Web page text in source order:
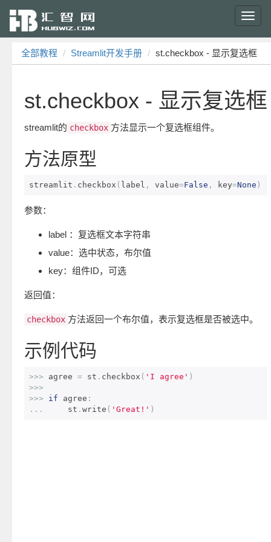
全部教程 Streamlit开发手册 st.checkbox - 显示复选框
st.checkbox - 显示复选框
streamlit的 checkbox 方法显示一个复选框组件。
方法原型
streamlit . checkbox ( label , value=False , key=None )
参数：
label ：复选框文本字符串
value：选中状态，布尔值
key：组件ID，可选
返回值：
checkbox 方法返回一个布尔值，表示复选框是否被选中。
示例代码
>>> agree = st . checkbox ( 'I agree' )
>>>
>>>
if agree :
...
     st
. write ( 'Great!' )